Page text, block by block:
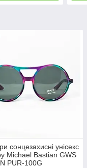
сонцезахисні унісекс
Michael Bastian GWS
PUR-100G